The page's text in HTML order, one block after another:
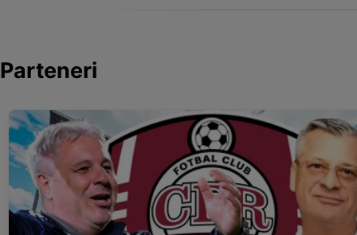
Parteneri